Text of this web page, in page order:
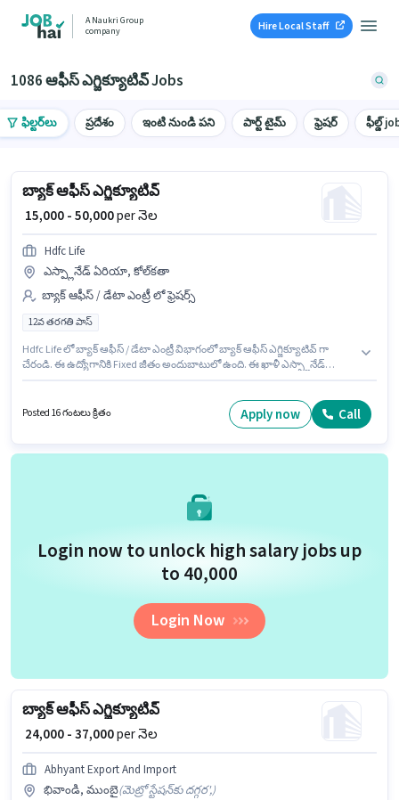
A Naukri Group
company
Hire Local Staff
1086 ఆఫీస్ ఎగ్జిక్యూటివ్ Jobs
ఫిల్టర్‌లు ప్రదేశం ఇంటి నుండి పని పార్ట్ టైమ్ ఫ్రెషర్ ఫీల్డ్
బ్యాక్ ఆఫీస్ ఎగ్జిక్యూటివ్
₹ 15,000 - 50,000per నెల
Hdfc Life
ఎస్ప్లానేడ్ ఏరియా, కోల్‌కతా
బ్యాక్ ఆఫీస్ / డేటా ఎంట్రీ లో ఫ్రెషర్స్
12వ తరగతి పాస్
Hdfc Life లో బ్యాక్ ఆఫీస్ / డేటా ఎంట్రీ విభాగంలో బ్యాక్ ఆఫీస్ ఎగ్జిక్యూటివ్ గా
చేరండి. ఈ ఉద్యోగానికి Fixed జీతం అందుబాటులో ఉంది. ఈ ఖాళీ ఎస్ప్లానేడ్
సర్టిఫికెట్ కలిగి ఉండాలి. ఈ ఉద్యోగం ఫ్రెషర్ కోసం, నెల జీతం ₹50000 ఉంటుంది.
Posted 16 గంటలు క్రితం Apply now Call
Login now to unlock high salary jobs up
to ₹40,000
Login Now
బ్యాక్ ఆఫీస్ ఎగ్జిక్యూటివ్
₹ 24,000 - 37,000per నెల
Abhyant Export And Import
భివాండి, ముంబై(మెట్రో స్టేషన్‌కు దగ్గర',)